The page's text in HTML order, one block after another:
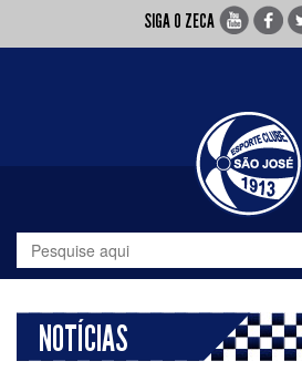
SIGA O ZECA
NOTÍCIAS